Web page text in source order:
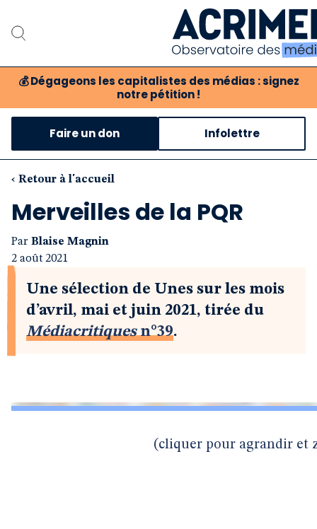
💰 Dégageons les capitalistes des médias : signez
notre pétition !Notre association
Notre critique des
Notre revue
Faire un don Infolettre
‹ Retour à l'accueil
Merveilles de la PQR
Par Blaise Magnin
2 août 2021
Une sélection de Unes sur les mois
d’avril, mai et juin 2021, tirée du
Médiacritiquesn°39.
(cliquer pour agrandir et